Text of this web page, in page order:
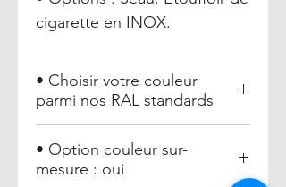
cigarette en INOX.
• Choisir votre couleur
parmi nos RAL standards
8017, 9010, 9005, 7040, 3003, 3005,
5005, 5010, 6002, 7005, 7016, 7022,
• Option couleur sur-
mesure : oui